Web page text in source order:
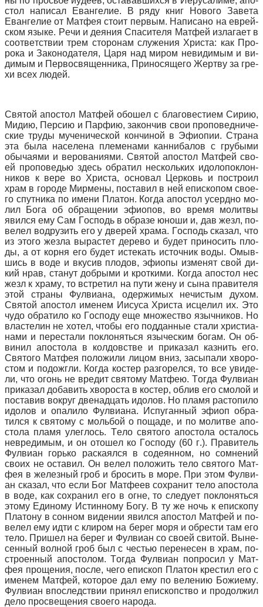
стол на­пи­сал Еван­ге­лие. В ря­ду книг Но­во­го За­ве­та
Еван­ге­лие от Мат­фея сто­ит пер­вым. На­пи­са­но на ев­рей­
ском язы­ке. Ре­чи и де­я­ния Спа­си­те­ля Мат­фей из­ла­га­ет в
со­от­вет­ствии трем сто­ро­нам слу­же­ния Хри­ста: как Про­
ро­ка и За­ко­но­да­те­ля, Ца­ря над ми­ром неви­ди­мым и ви­
ди­мым и Пер­во­свя­щен­ни­ка, При­но­ся­ще­го Жерт­ву за гре­
хи всех лю­дей.
Свя­той апо­стол Мат­фей обо­шел с бла­го­ве­сти­ем Си­рию,
Ми­дию, Пер­сию и Пар­фию, за­кон­чив свои про­по­вед­ни­че­
ские тру­ды му­че­ни­че­ской кон­чи­ной в Эфи­о­пии. Стра­на
эта бы­ла на­се­ле­на пле­ме­на­ми кан­ни­ба­лов с гру­бы­ми
обы­ча­я­ми и ве­ро­ва­ни­я­ми. Свя­той апо­стол Мат­фей сво­
ей про­по­ве­дью здесь об­ра­тил несколь­ких идо­ло­по­клон­
ни­ков к ве­ре во Хри­ста, ос­но­вал Цер­ковь и по­стро­ил
храм в го­ро­де Мир­ме­ны, по­ста­вил в ней епи­ско­пом сво­е­
го спут­ни­ка по име­ни Пла­тон. Ко­гда апо­стол усерд­но мо­
лил Бо­га об об­ра­ще­нии эфи­о­пов, во вре­мя мо­лит­вы
явил­ся ему Сам Гос­подь в об­ра­зе юно­ши и, дав жезл, по­
ве­лел во­дру­зить его у две­рей хра­ма. Гос­подь ска­зал, что
из это­го жез­ла вы­рас­тет де­ре­во и бу­дет при­но­сить пло­
ды, а от кор­ня его бу­дет ис­те­кать ис­точ­ник во­ды. Омыв­
шись в во­де и вку­сив пло­дов, эфи­о­пы из­ме­нят свой ди­
кий нрав, ста­нут доб­ры­ми и крот­ки­ми. Ко­гда апо­стол нес
жезл к хра­му, то встре­тил на пу­ти же­ну и сы­на пра­ви­те­ля
этой стра­ны Фул­ви­а­на, одер­жи­мых нечи­стым ду­хом.
Свя­той апо­стол име­нем Иису­са Хри­ста ис­це­лил их. Это
чу­до об­ра­ти­ло ко Гос­по­ду еще мно­же­ство языч­ни­ков. Но
вла­сте­лин не хо­тел, чтобы его под­дан­ные ста­ли хри­сти­а­
на­ми и пе­ре­ста­ли по­кло­нять­ся язы­че­ским бо­гам. Он об­
ви­нил апо­сто­ла в кол­дов­стве и при­ка­зал каз­нить его.
Свя­то­го Мат­фея по­ло­жи­ли ли­цом вниз, за­сы­па­ли хво­ро­
стом и по­до­жгли. Ко­гда ко­стер раз­го­рел­ся, то все уви­де­
ли, что огонь не вре­дит свя­то­му Мат­фею. То­гда Фул­ви­ан
при­ка­зал до­ба­вить хво­ро­ста в ко­стер, об­лив его смо­лой и
по­ста­вив во­круг две­на­дцать идо­лов. Но пла­мя рас­то­пи­ло
идо­лов и опа­ли­ло Фул­ви­а­на. Ис­пу­ган­ный эфи­оп об­ра­
тил­ся к свя­то­му с моль­бой о по­ща­де, и по мо­лит­ве апо­
сто­ла пла­мя улег­лось. Те­ло свя­то­го апо­сто­ла оста­лось
невре­ди­мым, и он ото­шел ко Гос­по­ду (60 г.). Пра­ви­тель
Фул­ви­ан горь­ко рас­ка­ял­ся в со­де­ян­ном, но со­мне­ний
сво­их не оста­вил. Он ве­лел по­ло­жить те­ло свя­то­го Мат­
фея в же­лез­ный гроб и бро­сить в мо­ре. При этом Фул­ви­
ан ска­зал, что ес­ли Бог Мат­фе­ев со­хра­нит те­ло апо­сто­ла
в во­де, как со­хра­нил его в огне, то сле­ду­ет по­кло­нять­ся
это­му Еди­но­му Ис­тин­но­му Бо­гу. В ту же ночь к епи­ско­пу
Пла­то­ну в сон­ном ви­де­нии явил­ся апо­стол Мат­фей и по­
ве­лел ему ид­ти с кли­ром на бе­рег мо­ря и об­ре­сти там его
те­ло. При­шел на бе­рег и Фул­ви­ан со сво­ей сви­той. Вы­не­
сен­ный вол­ной гроб был с че­стью пе­ре­не­сен в храм, по­
стро­ен­ный апо­сто­лом. То­гда Фул­ви­ан по­про­сил у Мат­
фея про­ще­ния, по­сле, че­го епи­скоп Пла­тон кре­стил его с
име­нем Мат­фей, ко­то­рое дал ему по ве­ле­нию Бо­жи­е­му.
Фул­ви­ан впо­след­ствии при­нял епи­скоп­ство и про­дол­жил
де­ло про­све­ще­ния сво­е­го на­ро­да.